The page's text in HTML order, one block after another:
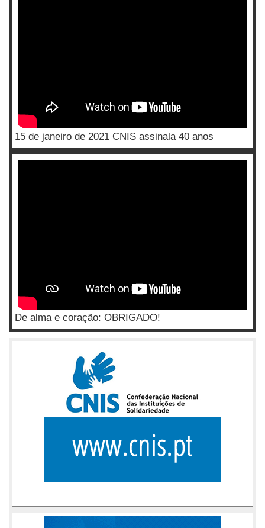
15 de janeiro de 2021 CNIS assinala 40 anos
De alma e coração: OBRIGADO!